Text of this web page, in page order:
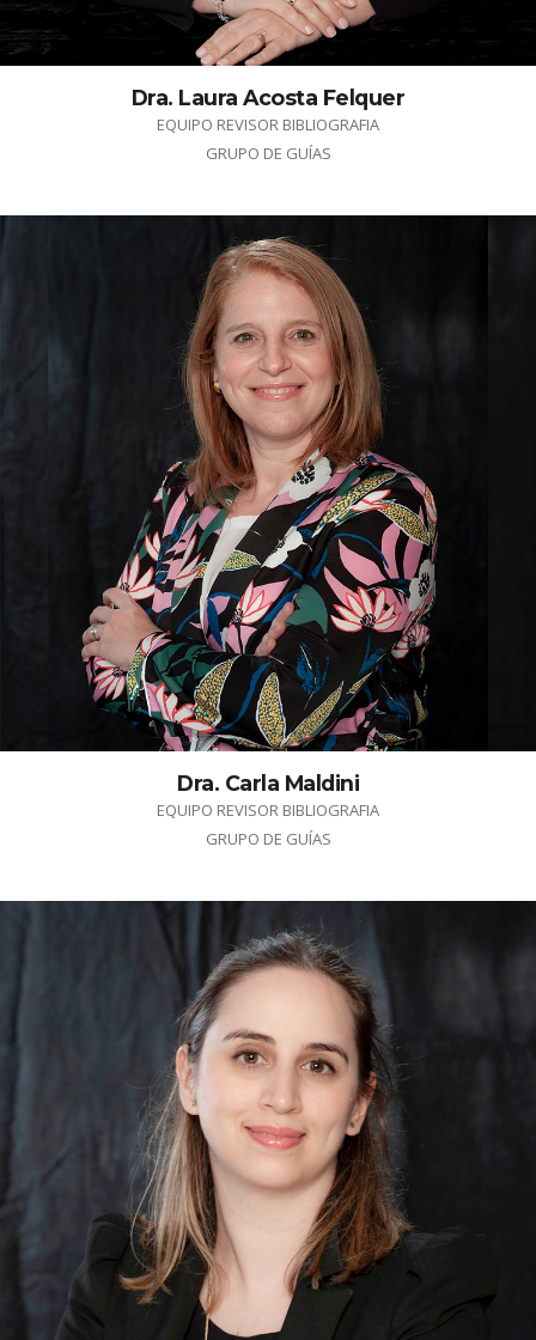
Dra. Laura Acosta Felquer
EQUIPO REVISOR BIBLIOGRAFIA
GRUPO DE GUÍAS
Dra. Carla Maldini
EQUIPO REVISOR BIBLIOGRAFIA
GRUPO DE GUÍAS